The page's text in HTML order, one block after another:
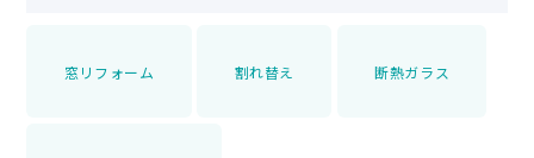
窓リフォーム 割れ替え 断熱ガラス